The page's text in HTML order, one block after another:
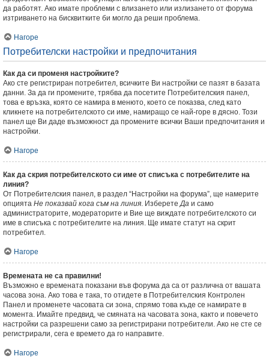
да работят. Ако имате проблеми с влизането или излизането от форума
изтриването на бисквитките би могло да реши проблема.
Нагоре
Потребителски настройки и предпочитания
Как да си променя настройките?
Ако сте регистриран потребител, всичките Ви настройки се пазят в базата
данни. За да ги промените, трябва да посетите Потребителския панел,
това е връзка, която се намира в менюто, което се показва, след като
кликнете на потребителското си име, намиращо се най-горе в дясно. Този
панел ще Ви даде възможност да промените всички Ваши предпочитания и
настройки.
Нагоре
Как да скрия потребителското си име от списъка с потребителите на
линия?
От Потребителския панел, в раздел “Настройки на форума”, ще намерите
опцията Не показвай кога съм на линия. ИзберетеДа и само
администраторите, модераторите и Вие ще виждате потребителското си
име в списъка с потребителите на линия. Ще имате статут на скрит
потребител.
Нагоре
Времената не са правилни!
Възможно е времената показани във форума да са от различна от вашата
часова зона. Ако това е така, то отидете в Потребителския Контролен
Панел и променете часовата си зона, спрямо това къде се намирате в
момента. Имайте предвид, че смяната на часовата зона, както и повечето
настройки са разрешени само за регистрирани потребители. Ако не сте се
регистрирали, сега е времето да го направите.
Нагоре